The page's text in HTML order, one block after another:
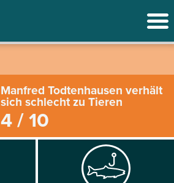
Manfred Todtenhausen verhält
sich schlecht zu Tieren
4 / 10